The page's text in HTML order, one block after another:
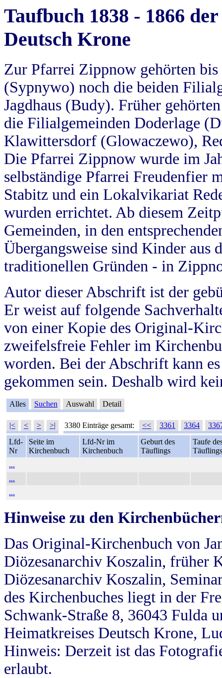
Taufbuch 1838 - 1866
Deutsch Krone
Zur Pfarrei Zippnow gehörten
(Sypnywo) noch die beiden
Jagdhaus (Budy). Früher
die Filialgemeinden Doderlage
Klawittersdorf (Glowaczewo),
Die Pfarrei Zippnow wurde im
selbständige Pfarrei Freudenfier
Stabitz und ein Lokalvikariat
wurden errichtet. Ab diesem
Gemeinden, in den
Übergangsweise sind Kinder aus
traditionellen Gründen - in
Autor dieser Abschrift ist der
Er weist auf folgende
von einer Kopie des Original-
zweifelsfreie Fehler im
worden. Bei der Abschrift kann
gekommen sein. Deshalb wird
Alles Suchen Auswahl Detail
|< < > >| 3380 Einträge gesamt: << 3361 3364
Lfd-
Nr
Seite im
Kirchenbuch
Lfd-Nr im
Kirchenbuch
Geburt des
Täuflings
Taufe
Täuflings
...
...
...
Hinweise zu den
Das Original-Kirchenbuch von
Diözesanarchiv Koszalin, früher
Diözesanarchiv Koszalin,
des Kirchenbuches liegt in der
Schwank-Straße 8, 36043 Fulda
Heimatkreises Deutsch Krone,
Hinweis: Derzeit ist das
erlaubt.